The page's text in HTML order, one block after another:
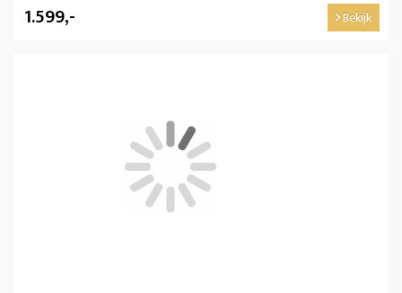
1.599,- Bekijk